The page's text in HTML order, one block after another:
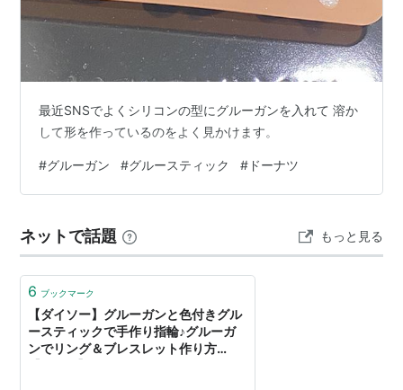
最近SNSでよくシリコンの型にグルーガンを入れて 溶か
して形を作っているのをよく見かけます。
#グルーガン #グルースティック # ドーナツ
ネットで話題 もっと見る
6 ブックマーク
【ダイソー】グルーガンと色付きグル
ースティックで手作り指輪♪グルーガ
ンでリング＆ブレスレット作り方